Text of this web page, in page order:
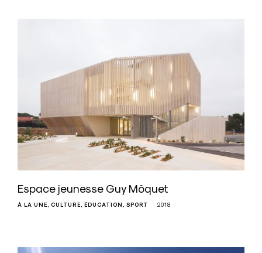
Espace jeunesse Guy Môquet
À LA UNE CULTURE ÉDUCATION SPORT 2018